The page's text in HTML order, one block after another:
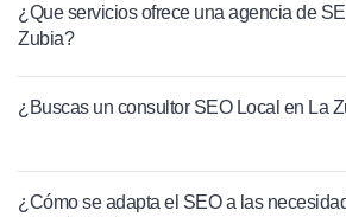
¿Que servicios ofrece una agencia de
Zubia?
¿Buscas un consultor SEO Local en La
¿Cómo se adapta el SEO a las